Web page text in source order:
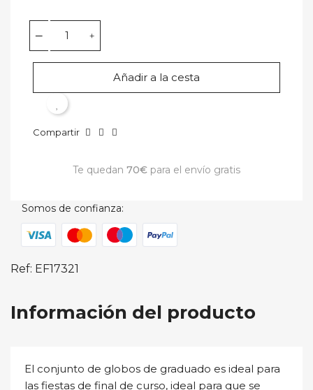
Añadir a la cesta
Compartir
Te quedan 70€ para el envío gratis
Somos de confianza:
Ref: EF17321
Información del producto
El conjunto de globos de graduado es ideal para
las fiestas de final de curso, ideal para que se
Crear lista de deseos
Nombre de la lista de deseos
Iniciar sesión
Debe iniciar sesión para guardar productos en su lista de